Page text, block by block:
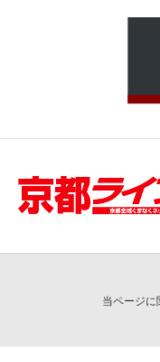
当ページ